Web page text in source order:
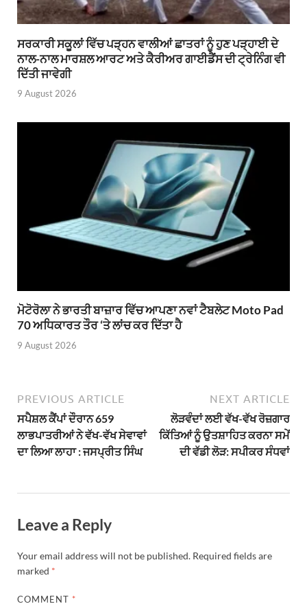
ਸਰਕਾਰੀ ਸਕੂਲਾਂ ਵਿੱਚ ਪੜ੍ਹਨ ਵਾਲੀਆਂ ਛਾਤਰਾਂ ਨੂੰ ਹੁਣ ਪੜ੍ਹਾਈ ਦੇ
ਨਾਲ-ਨਾਲ ਮਾਰਸ਼ਲ ਆਰਟ ਅਤੇ ਕੈਰੀਅਰ ਗਾਈਡੈਂਸ ਦੀ ਟ੍ਰੇਨਿੰਗ ਵੀ
ਦਿੱਤੀ ਜਾਵੇਗੀ
9 August 2026
ਮੋਟੋਰੋਲਾ ਨੇ ਭਾਰਤੀ ਬਾਜ਼ਾਰ ਵਿੱਚ ਆਪਣਾ ਨਵਾਂ ਟੈਬਲੇਟ Moto Pad
70 ਅਧਿਕਾਰਤ ਤੌਰ ‘ਤੇ ਲਾਂਚ ਕਰ ਦਿੱਤਾ ਹੈ
9 August 2026
PREVIOUS ARTICLE
ਸਪੈਸ਼ਲ ਕੈਂਪਾਂ ਦੌਰਾਨ 659
ਲਾਭਪਾਤਰੀਆਂ ਨੇ ਵੱਖ-ਵੱਖ ਸੇਵਾਵਾਂ
ਦਾ ਲਿਆ ਲਾਹਾ : ਜਸਪ੍ਰੀਤ ਸਿੰਘ
NEXT ARTICLE
ਲੋੜਵੰਦਾਂ ਲਈ ਵੱਖ-ਵੱਖ ਰੋਜ਼ਗਾਰ
ਕਿੱਤਿਆਂ ਨੂੰ ਉਤਸ਼ਾਹਿਤ ਕਰਨਾ ਸਮੇਂ
ਦੀ ਵੱਡੀ ਲੋੜ: ਸਪੀਕਰ ਸੰਧਵਾਂ
Leave a Reply
Your email address will not be published. Required fields are
marked *
COMMENT *